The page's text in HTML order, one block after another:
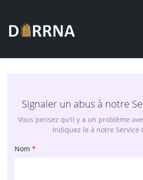
Signaler un abus à notre
Vous pensez qu'il y a un problème
Indiquez le à notre Service
Nom *